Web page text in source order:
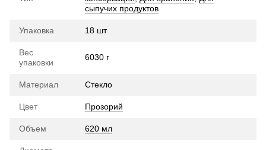
сыпучих продуктов
Упаковка 18 шт
Вес
упаковки
6030 г
Материал Стекло
Цвет Прозорий
Объем 620 мл